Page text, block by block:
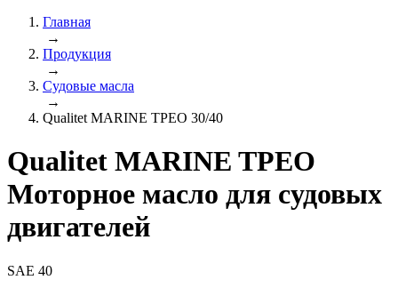
Главная
→
Продукция
→
Судовые масла
→
Qualitet MARINE TPEO 30/40
Qualitet MARINE TPEO
Моторное масло для судовых
двигателей
SAE 40